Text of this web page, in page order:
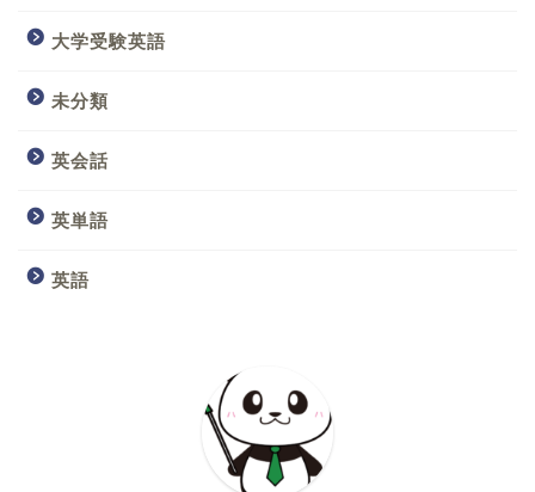
大学受験英語
未分類
英会話
英単語
英語